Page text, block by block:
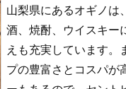
山梨県にあるオギノは
酒、焼酎、ウイスキー
えも充実しています。
プの豊富さとコスパが